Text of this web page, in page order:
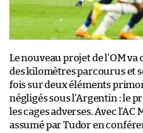
Le nouveau projet de l’OM
des kilomètres parcourus et
fois sur deux éléments
négligés sous l’Argentin : le
les cages adverses. Avec
assumé par Tudor en